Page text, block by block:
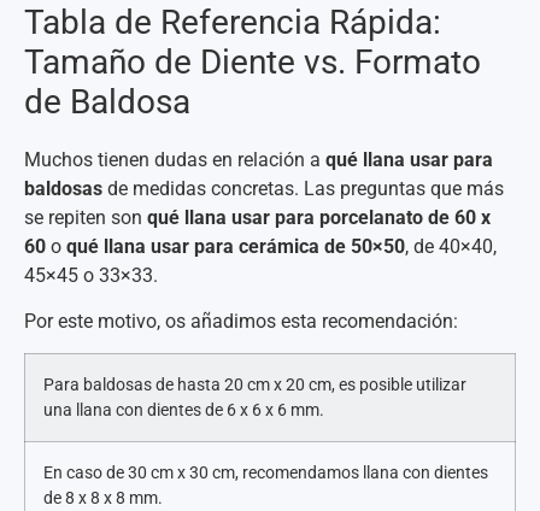
Tabla de Referencia Rápida:
Tamaño de Diente vs. Formato
de Baldosa
Muchos tienen dudas en relación a qué llana usar para
baldosas de medidas concretas. Las preguntas que más
se repiten son qué llana usar para porcelanato de 60 x
60 o qué llana usar para cerámica de 50×50, de 40×40,
45×45 o 33×33.
Por este motivo, os añadimos esta recomendación:
Para baldosas de hasta 20 cm x 20 cm, es posible utilizar
una llana con dientes de 6 x 6 x 6 mm.
En caso de 30 cm x 30 cm, recomendamos llana con dientes
de 8 x 8 x 8 mm.